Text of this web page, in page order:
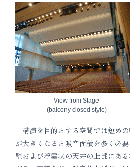
View from Stage
(balcony closed style)
講演を目的とする空間では短め
が大きくなると吸音面積を多く必
壁および浮雲状の天井の上部にあ